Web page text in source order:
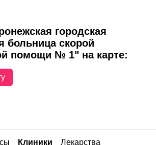
городская
больница скорой
помощи № 1" на карте:
Клиники Лекарства